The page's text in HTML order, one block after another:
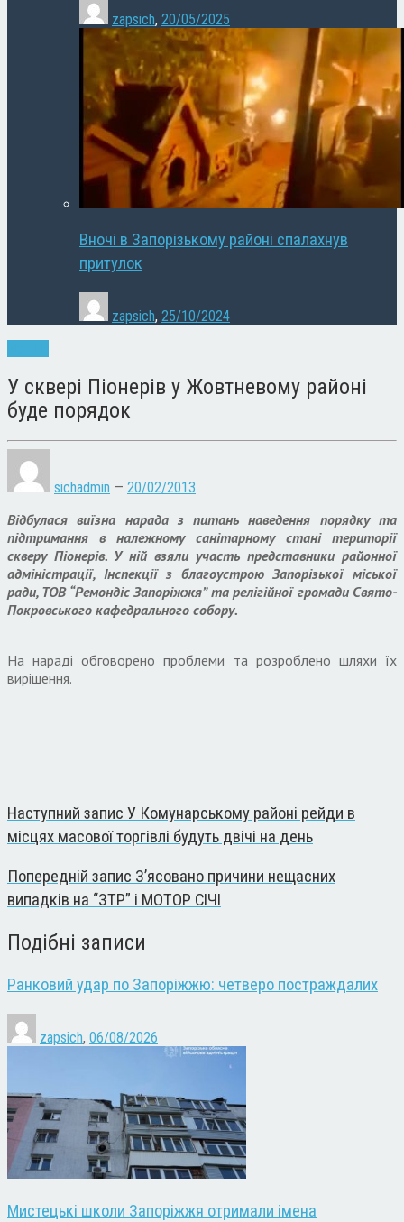
zapsich, 20/05/2025
Вночі в Запорізькому районі спалахнув
притулок
zapsich, 25/10/2024
У сквері Піонерів у Жовтневому районі
буде порядок
sichadmin — 20/02/2013
Відбулася виїзна нарада з питань наведення порядку та
підтримання в належному санітарному стані території
скверу Піонерів. У ній взяли участь представники районної
адміністрації, Інспекції з благоустрою Запорізької міської
ради, ТОВ “Ремондіс Запоріжжя” та релігійної громади Свято-
Покровського кафедрального собору.
На нараді обговорено проблеми та розроблено шляхи їх
вирішення.
Наступний запис У Комунарському районі рейди в
місцях масової торгівлі будуть двічі на день
Попередній запис З’ясовано причини нещасних
випадків на “ЗТР” і МОТОР СІЧІ
Подібні записи
Ранковий удар по Запоріжжю: четверо постраждалих
zapsich, 06/08/2026
Мистецькі школи Запоріжжя отримали імена